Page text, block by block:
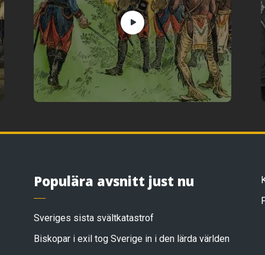
Populära avsnitt just nu
Sveriges sista svältkatastrof
Biskopar i exil tog Sverige in i den lärda världen